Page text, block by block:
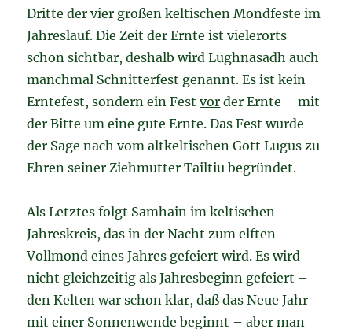
Dritte der vier großen keltischen Mondfeste im
Jahreslauf. Die Zeit der Ernte ist vielerorts
schon sichtbar, deshalb wird Lughnasadh auch
manchmal Schnitterfest genannt. Es ist kein
Erntefest, sondern ein Festvor der Ernte – mit
der Bitte um eine gute Ernte. Das Fest wurde
der Sage nach vom altkeltischen Gott Lugus zu
Ehren seiner Ziehmutter Tailtiu begründet.
Als Letztes folgt Samhain im keltischen
Jahreskreis, das in der Nacht zum elften
Vollmond eines Jahres gefeiert wird. Es wird
nicht gleichzeitig als Jahresbeginn gefeiert –
den Kelten war schon klar, daß das Neue Jahr
mit einer Sonnenwende beginnt – aber man